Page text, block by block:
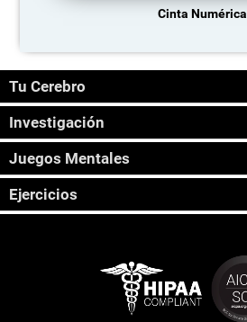
Cinta Numérica
Tu Cerebro
Investigación
Juegos Mentales
Ejercicios